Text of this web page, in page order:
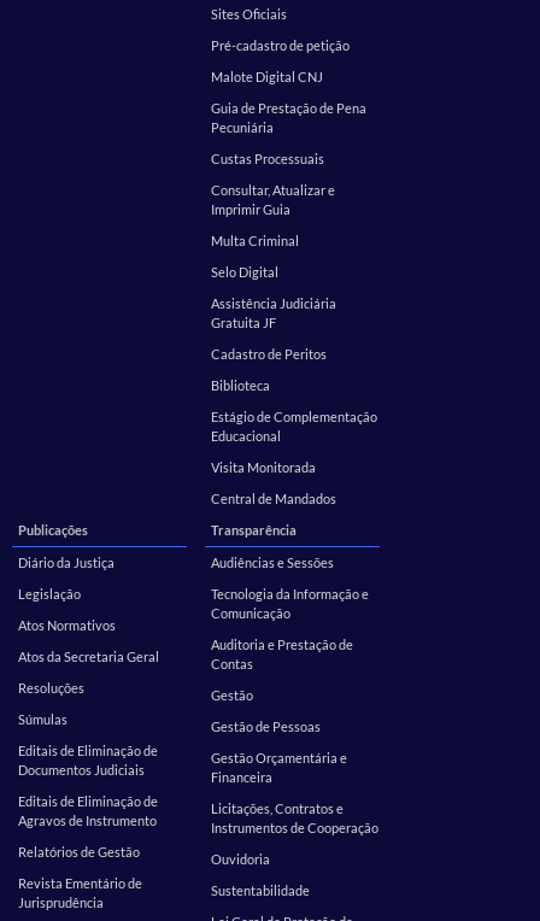
Sites Oficiais
Pré-cadastro de petição
Malote Digital CNJ
Guia de Prestação de Pena
Pecuniária
Custas Processuais
Consultar, Atualizar e
Imprimir Guia
Multa Criminal
Selo Digital
Assistência Judiciária
Gratuita JF
Cadastro de Peritos
Biblioteca
Estágio de Complementação
Educacional
Visita Monitorada
Central de Mandados
Publicações
Diário da Justiça
Legislação
Atos Normativos
Atos da Secretaria Geral
Resoluções
Súmulas
Editais de Eliminação de
Documentos Judiciais
Editais de Eliminação de
Agravos de Instrumento
Relatórios de Gestão
Revista Ementário de
Jurisprudência
Transparência
Audiências e Sessões
Tecnologia da Informação e
Comunicação
Auditoria e Prestação de
Contas
Gestão
Gestão de Pessoas
Gestão Orçamentária e
Financeira
Licitações, Contratos e
Instrumentos de Cooperação
Ouvidoria
Sustentabilidade